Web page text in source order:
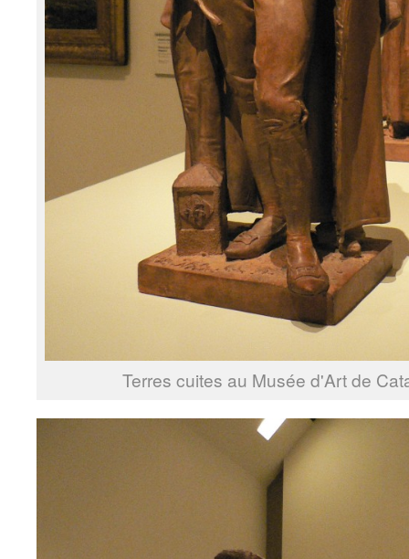
Terres cuites au Musée d'Art de